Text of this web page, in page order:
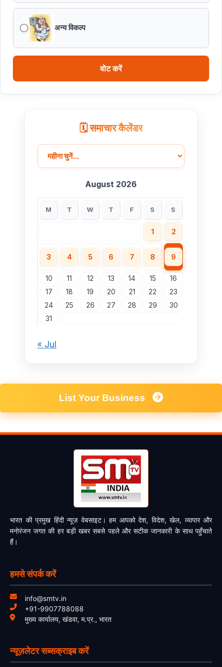
सांची में समृद्ध बौद्ध विरासत और स्थापत्य कला को देख अभिभूत हुए
ब्रिक्स डेलीगेट्स
करें अधिकारी : राज्यमंत्री श्री पंवार
अन्य विकल्प
वोट करें
🗓️ समाचार कैलेंडर
August 2026
M T W T F S S
1 2
3 4 5 6 7 8 9
10 11 12 13 14 15
16
17
18 19 20 21 22
23
24
25 26 27 28 29
30
31
« Jul
List Your Business
भारत की प्रमुख हिंदी न्यूज़ वेबसाइट। हम आपको देश, विदेश, खेल, व्यापार और
मनोरंजन जगत की हर बड़ी खबर सबसे पहले और सटीक जानकारी के साथ पहुँचाते
हैं।
हमसे संपर्क करें
info@smtv.in
+91-9907788088
मुख्य कार्यालय, खंडवा, म.प्र., भारत
न्यूज़लेटर सब्सक्राइब करें